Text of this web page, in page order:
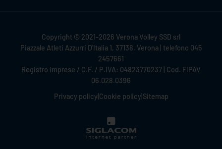
Copyright © 2021-2026 Verona Volley SSD srl
Piazzale Atleti Azzurri D'Italia 1, 37138, Verona | telefono 045
2457661
Registro imprese / C.F. / P.IVA: 04823770237 | Cod. FIPAV
06.028.0396
Privacy policy Cookie policy Sitemap